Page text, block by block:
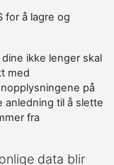
for å lagre og
ikke lenger skal
med
på
anledning til å slette
fra
data blir